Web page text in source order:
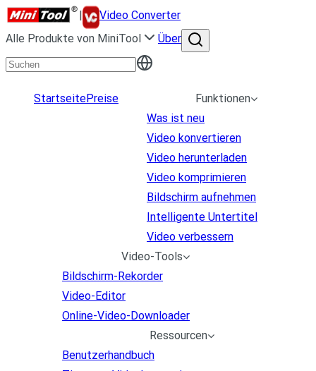
|
Video Converter
Alle Produkte von MiniTool
Über
StartseitePreise
Funktionen
Was ist neu
Video konvertieren
Video herunterladen
Video komprimieren
Bildschirm aufnehmen
Intelligente Untertitel
Video verbessern
Video-Tools
Bildschirm-Rekorder
Video-Editor
Online-Video-Downloader
Ressourcen
Benutzerhandbuch